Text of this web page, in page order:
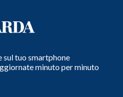
sul tuo smartphone
minuto per minuto